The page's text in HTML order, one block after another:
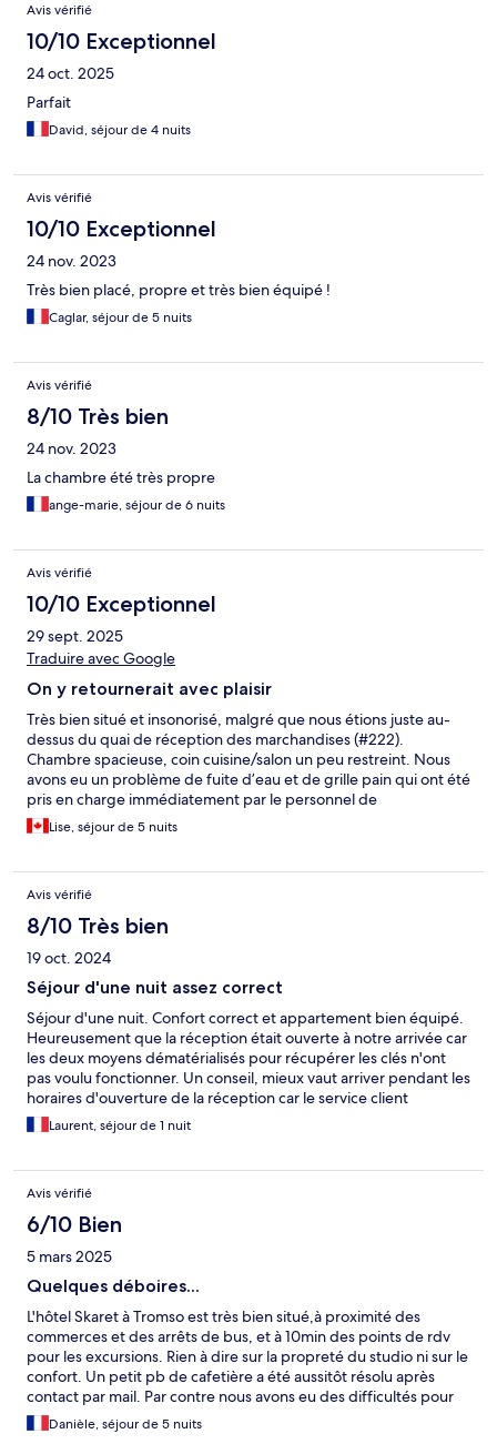
Avis vérifié
10/10 Exceptionnel
24 oct. 2025
Parfait
David, séjour de 4 nuits
Avis vérifié
10/10 Exceptionnel
24 nov. 2023
Très bien placé, propre et très bien équipé !
Caglar, séjour de 5 nuits
Avis vérifié
8/10 Très bien
24 nov. 2023
La chambre été très propre
ange-marie, séjour de 6 nuits
Avis vérifié
10/10 Exceptionnel
29 sept. 2025
Traduire avec Google
On y retournerait avec plaisir
Très bien situé et insonorisé, malgré que nous étions juste au-
dessus du quai de réception des marchandises (#222).
Chambre spacieuse, coin cuisine/salon un peu restreint. Nous
avons eu un problème de fuite d’eau et de grille pain qui ont été
pris en charge immédiatement par le personnel de
l’établissement !
Lise, séjour de 5 nuits
Avis vérifié
8/10 Très bien
19 oct. 2024
Séjour d'une nuit assez correct
Séjour d'une nuit. Confort correct et appartement bien équipé.
Heureusement que la réception était ouverte à notre arrivée car
les deux moyens dématérialisés pour récupérer les clés n'ont
pas voulu fonctionner. Un conseil, mieux vaut arriver pendant les
horaires d'ouverture de la réception car le service client
contacté n'a pas réussi à débloquer notre situation à distance.
Laurent, séjour de 1 nuit
Avis vérifié
6/10 Bien
5 mars 2025
Quelques déboires...
L'hôtel Skaret à Tromso est très bien situé,à proximité des
commerces et des arrêts de bus, et à 10min des points de rdv
pour les excursions. Rien à dire sur la propreté du studio ni sur le
confort. Un petit pb de cafetière a été aussitôt résolu après
contact par mail. Par contre nous avons eu des difficultés pour
accéder à notre chambre. Le fait qu'il n'y ait pas de réception a
posé pb. Nous sommes arrivés après 21h suite à notre vol
Danièle, séjour de 5 nuits